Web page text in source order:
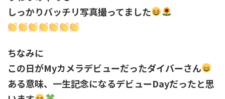
しっかりバッチリ写真撮ってました
ちなみに
この日がMyカメラデビューだったダイバーさん
ある意味、一生記念になるデビューDayだったと思